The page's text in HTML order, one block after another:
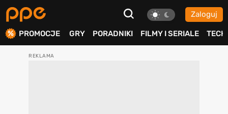
Zaloguj
PROMOCJE GRY PORADNIKI FILMY I SERIALE TECH